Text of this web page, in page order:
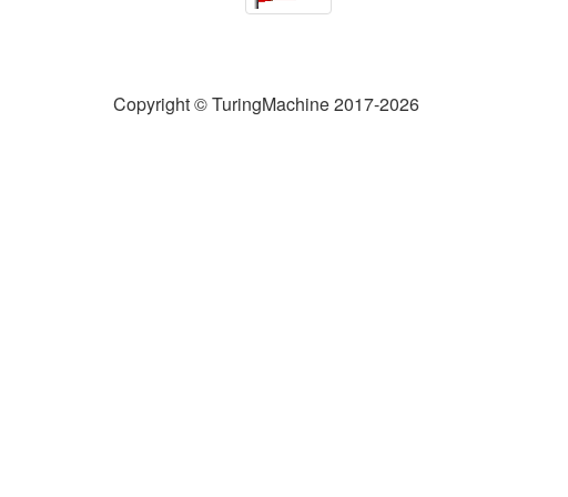
Copyright © TuringMachine 2017-2026